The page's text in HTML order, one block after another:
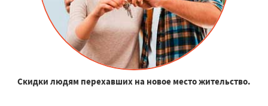
Скидки людям перехавших на новое место жительство.